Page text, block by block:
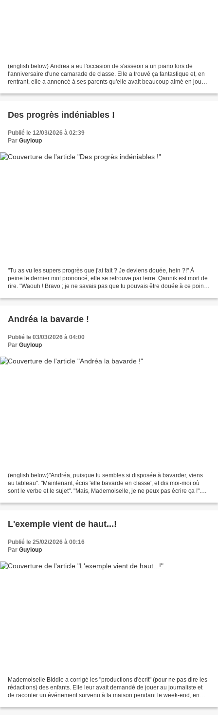
(english below) Andrea a eu l'occasion de s'asseoir a un piano lors de
l'anniversaire d'une camarade de classe. Elle a trouvé ça fantastique et, en
rentrant, elle a annoncé à ses parents qu'elle avait beaucoup aimé en jouer,
Des progrès indéniables !
Publié le 12/03/2026 à 02:39
Par Guyloup
"Tu as vu les supers progrès que j'ai fait ? Je deviens douée, hein ?!" À
peine le dernier mot prononcé, elle se retrouve par terre. Qannik est mort de
rire. "Waouh ! Bravo ; je ne savais pas que tu pouvais être douée à ce point
Andréa la bavarde !
Publié le 03/03/2026 à 04:00
Par Guyloup
(english below)"Andréa, puisque tu sembles si disposée à bavarder, viens
au tableau". "Maintenant, écris 'elle bavarde en classe', et dis moi-moi où
sont le verbe et le sujet". "Mais, Mademoiselle, je ne peux pas écrire ça !".
L'exemple vient de haut...!
Publié le 25/02/2026 à 00:16
Par Guyloup
Mademoiselle Biddle a corrigé les "productions d'écrit" (pour ne pas dire les
rédactions) des enfants. Elle leur avait demandé de jouer au journaliste et
de raconter un événement survenu à la maison pendant le week-end, en